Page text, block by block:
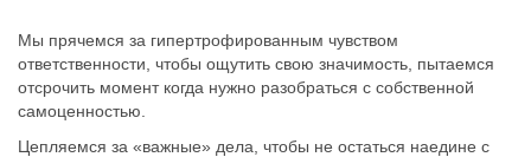
Мы прячемся за гипертрофированным чувством
ответственности, чтобы ощутить свою значимость, пытаемся
отсрочить момент когда нужно разобраться с собственной
самоценностью.
Цепляемся за «важные» дела, чтобы не остаться наедине с